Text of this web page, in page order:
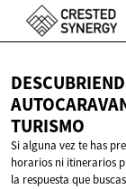
TURISMO
Si alguna vez te has
horarios ni itinerarios
la respuesta que